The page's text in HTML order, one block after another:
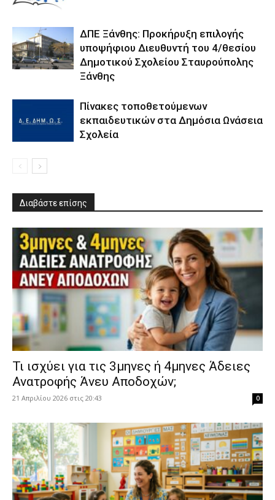
ΔΠΕ Ξάνθης: Προκήρυξη επιλογής
υποψήφιου Διευθυντή του 4/θεσίου
Δημοτικού Σχολείου Σταυρούπολης
Ξάνθης
Πίνακες τοποθετούμενων
εκπαιδευτικών στα Δημόσια Ωνάσεια
Σχολεία
Διαβάστε επίσης
​Τι ισχύει για τις 3μηνες ή 4μηνες Άδειες
Ανατροφής Άνευ Αποδοχών;
21 Απριλίου 2026 στις 20:43 0